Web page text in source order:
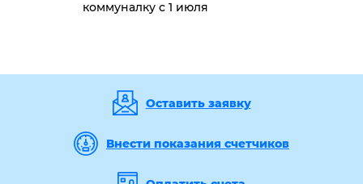
коммуналку с 1 июля
Оставить заявку
Внести показания счетчиков